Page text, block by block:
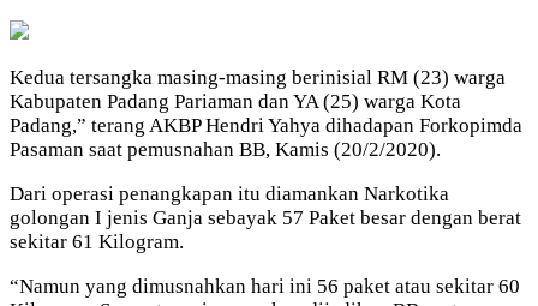
Kedua tersangka masing-masing berinisial RM (23) warga
Kabupaten Padang Pariaman dan YA (25) warga Kota
Padang,” terang AKBP Hendri Yahya dihadapan Forkopimda
Pasaman saat pemusnahan BB, Kamis (20/2/2020).
Dari operasi penangkapan itu diamankan Narkotika
golongan I jenis Ganja sebayak 57 Paket besar dengan berat
sekitar 61 Kilogram.
“Namun yang dimusnahkan hari ini 56 paket atau sekitar 60